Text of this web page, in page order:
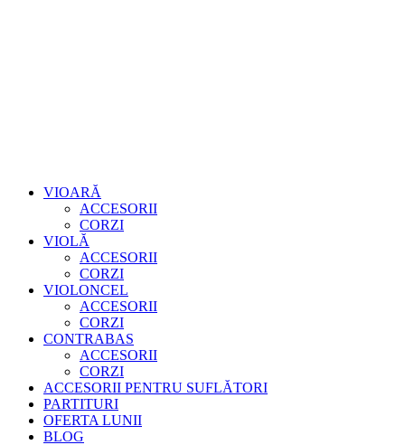
VIOARĂ
ACCESORII
CORZI
VIOLĂ
ACCESORII
CORZI
VIOLONCEL
ACCESORII
CORZI
CONTRABAS
ACCESORII
CORZI
ACCESORII PENTRU SUFLĂTORI
PARTITURI
OFERTA LUNII
BLOG